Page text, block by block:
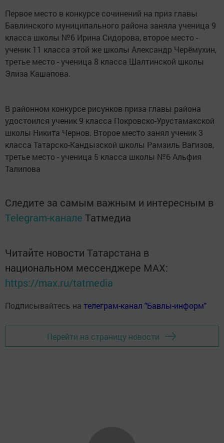
Первое место в конкурсе сочинений на приз главы
Бавлинского муниципального района заняла ученица 9
класса школы №6 Ирина Сидорова, второе место -
ученик 11 класса этой же школы Александр Черёмухин,
третье место - ученица 8 класса Шалтинской школы
Элиза Кашапова.
В районном конкурсе рисунков приза главы района
удостоился ученик 9 класса Покровско-Урустамакской
школы Никита Чернов. Второе место занял ученик 3
класса Татарско-Кандызской школы Рамзиль Вагизов,
третье место - ученица 5 класса школы №6 Альфия
Талипова
Следите за самым важным и интересным в
Telegram-канале Татмедиа
Читайте новости Татарстана в
национальном мессенджере MАХ:
https://max.ru/tatmedia
Подписывайтесь на телеграм-канал "Бавлы-информ"
Перейти на страницу новости